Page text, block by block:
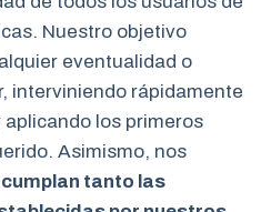
Nuestro objetivo
eventualidad o
interviniendo rápidamente
los primeros
Asimismo, nos
cumplan tanto las